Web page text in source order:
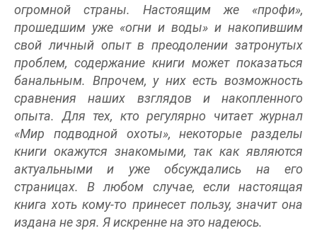
огромной страны. Настоящим же «профи»,
прошедшим уже «огни и воды» и накопившим
свой личный опыт в преодолении затронутых
проблем, содержание книги может показаться
банальным. Впрочем, у них есть возможность
сравнения наших взглядов и накопленного
опыта. Для тех, кто регулярно читает журнал
«Мир подводной охоты», некоторые разделы
книги окажутся знакомыми, так как являются
актуальными и уже обсуждались на его
страницах. В любом случае, если настоящая
книга хоть кому-то принесет пользу, значит она
издана не зря. Я искренне на это надеюсь.